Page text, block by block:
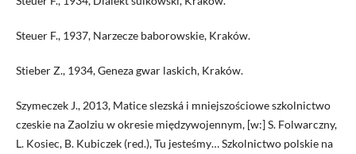
Steuer F., 1937, Narzecze baborowskie, Kraków.
Stieber Z., 1934, Geneza gwar laskich, Kraków.
Szymeczek J., 2013, Matice slezská i mniejszościowe szkolnictwo
czeskie na Zaolziu w okresie międzywojennym, [w:] S. Folwarczny,
L. Kosiec, B. Kubiczek (red.), Tu jesteśmy… Szkolnictwo polskie na